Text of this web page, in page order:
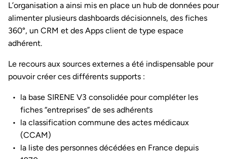
L’organisation a ainsi mis en place un hub de données pour
alimenter plusieurs dashboards décisionnels, des fiches
360°, un CRM et des Apps client de type espace
adhérent.
Le recours aux sources externes a été indispensable pour
pouvoir créer ces différents supports :
la base SIRENE V3 consolidée pour compléter les
fiches “entreprises” de ses adhérents
la classification commune des actes médicaux
(CCAM)
la liste des personnes décédées en France depuis